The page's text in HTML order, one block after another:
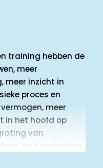
training hebben de
meer
meer inzicht in
proces en
meer
in het hoofd op
van
en handvatten